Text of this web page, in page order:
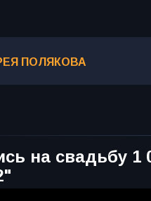
ПОЛЯКОВА
на свадьбу